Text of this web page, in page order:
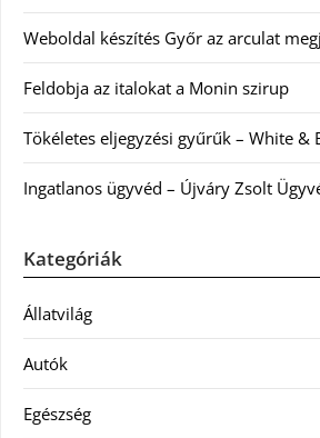
Weboldal készítés Győr az arculat
Feldobja az italokat a Monin szirup
Tökéletes eljegyzési gyűrűk – White &
Ingatlanos ügyvéd – Újváry Zsolt
Kategóriák
Állatvilág
Autók
Egészség